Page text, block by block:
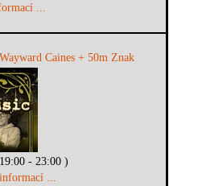
...
Caines + 50m Znak
- 23:00 )
...